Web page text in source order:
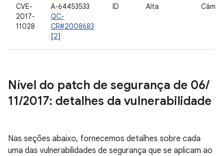
CVE-
2017-
11028
A-64453533
QC-
CR#2008683
[2]
ID Alta
Nível do patch de segurança de 06/
11/2017: detalhes da vulnerabilidade
Nas seções abaixo, fornecemos detalhes sobre cada
uma das vulnerabilidades de segurança que se aplicam ao